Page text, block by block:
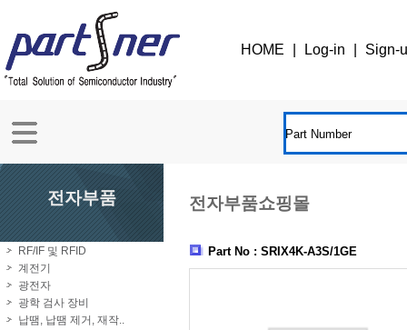
HOME Log-in Sign-
전자부품
RF/IF 및 RFID
계전기
광전자
광학 검사 장비
납땜, 납땜 제거, 재작..
전자부품쇼핑몰
Part No : SRIX4K-A3S/1GE